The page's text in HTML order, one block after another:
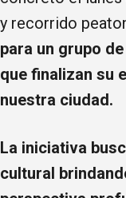
y recorrido
para un grupo
que finalizan su
nuestra ciudad.
La iniciativa
cultural